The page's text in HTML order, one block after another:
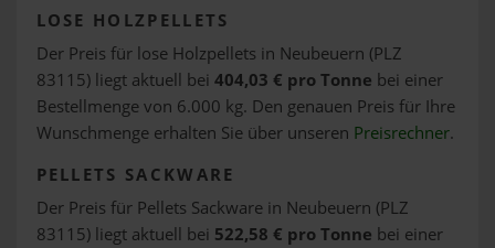
LOSE HOLZPELLETS
Der Preis für lose Holzpellets in Neubeuern (PLZ
83115) liegt aktuell bei 404,03 € pro Tonne bei einer
Bestellmenge von 6.000 kg. Den genauen Preis für Ihre
Wunschmenge erhalten Sie über unseren Preisrechner.
PELLETS SACKWARE
Der Preis für Pellets Sackware in Neubeuern (PLZ
83115) liegt aktuell bei 522,58 € pro Tonne bei einer